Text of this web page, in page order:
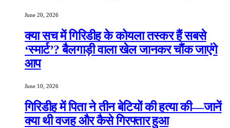
June 20, 2026
क्या सच में गिरिडीह के कोयला तस्कर हैं सबसे
‘स्मार्ट’? बैलगाड़ी वाला खेल जानकर चौंक जाएंगे
आप
June 10, 2026
गिरिडीह में पिता ने तीन बेटियों की हत्या की—जानें
क्या थी वजह और कैसे गिरफ्तार हुआ